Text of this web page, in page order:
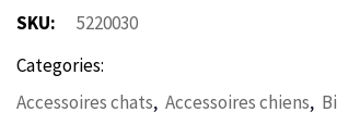
SKU:
5220030
Categories:
Accessoires chats, Accessoires chiens,